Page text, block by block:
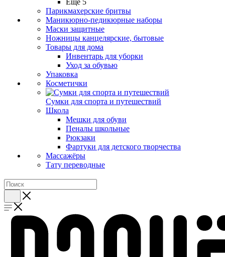
Ещё 5
Парикмахерские бритвы
Маникюрно-педикюрные наборы
Маски защитные
Ножницы канцелярские, бытовые
Товары для дома
Инвентарь для уборки
Уход за обувью
Упаковка
Косметички
Сумки для спорта и путешествий
Школа
Мешки для обуви
Пеналы школьные
Рюкзаки
Фартуки для детского творчества
Массажёры
Тату переводные